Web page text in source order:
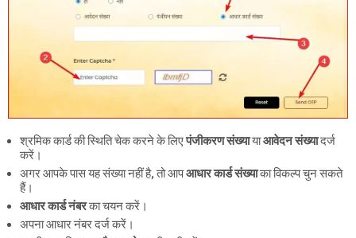
श्रमिक कार्ड की स्थिति चेक करने के लिएपंजीकरण संख्यायाआवेदन संख्यादर्ज
करें।
अगर आपके पास यह संख्या नहीं है, तो आपआधार कार्ड संख्याका विकल्प चुन सकते
हैं।
आधार कार्ड नंबरका चयन करें।
अपना आधार नंबर दर्ज करें।